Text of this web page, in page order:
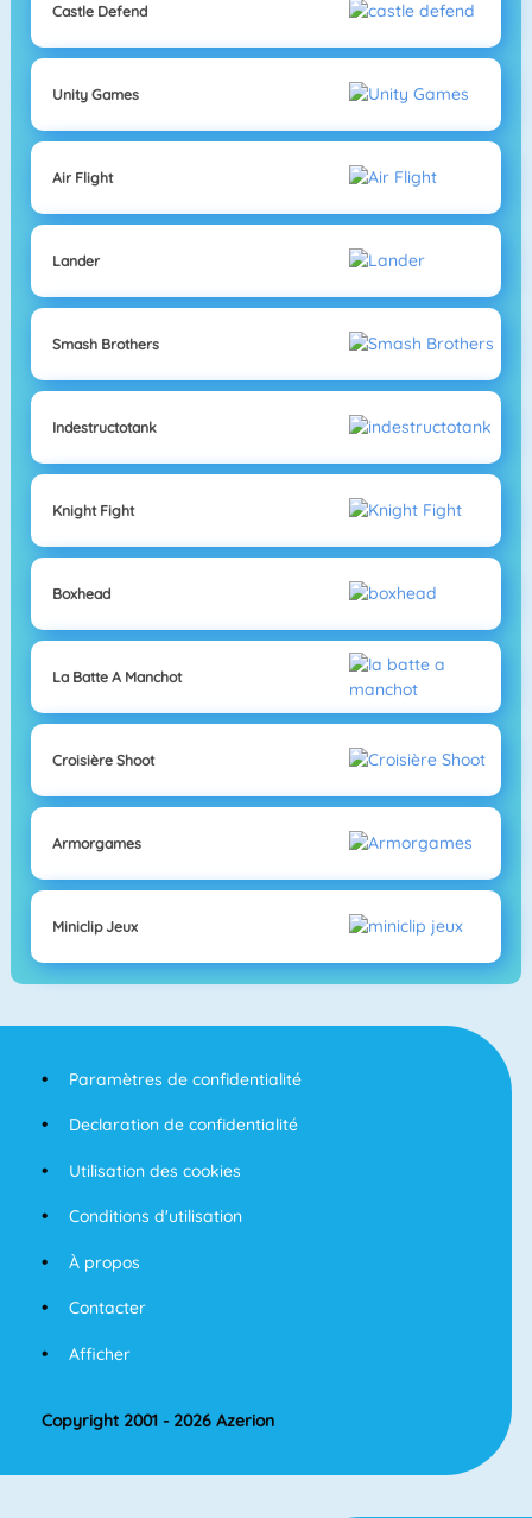
Castle Defend
Unity Games
Air Flight
Lander
Smash Brothers
Indestructotank
Knight Fight
Boxhead
La Batte A Manchot
Croisière Shoot
Armorgames
Miniclip Jeux
Paramètres de confidentialité
Declaration de confidentialité
Utilisation des cookies
Conditions d'utilisation
À propos
Contacter
Afficher
Copyright 2001 - 2026 Azerion